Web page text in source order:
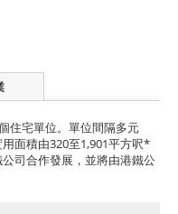
住宅單位。單位間隔多元
面積由320至1,901平方呎*
司合作發展，並將由港鐵公